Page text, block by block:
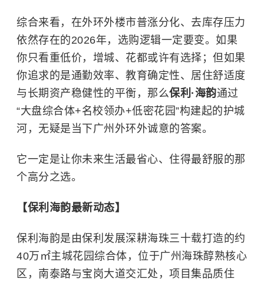
综合来看，在外环外楼市普涨分化、去库存压力
依然存在的2026年，选购逻辑一定要变。如果
你只看重低价，增城、花都或许有选择；但如果
你追求的是通勤效率、教育确定性、居住舒适度
与长期资产稳健性的平衡，那么保利·海韵通过
“大盘综合体+名校领办+低密花园”构建起的护城
河，无疑是当下广州外环外诚意的答案。
它一定是让你未来生活最省心、住得最舒服的那
个高分之选。
【保利海韵最新动态】
保利海韵是由保利发展深耕海珠三十载打造的约
40万㎡主城花园综合体，位于广州海珠醇熟核心
区，南泰路与宝岗大道交汇处，项目集品质住